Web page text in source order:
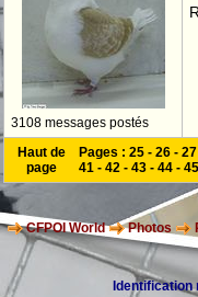
3108 messages postés
Haut de
page
Pages : 25 - 26 - 27
41 - 42 - 43 - 44 - 45
CFPOI World Photos
Identification